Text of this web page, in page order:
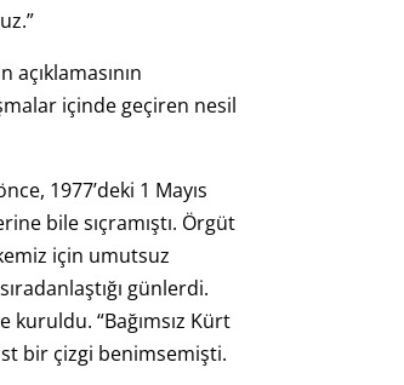
içinde geçiren nesil
1977’deki 1 Mayıs
bile sıçramıştı. Örgüt
için umutsuz
günlerdi.
kuruldu. “Bağımsız Kürt
bir çizgi benimsemişti.